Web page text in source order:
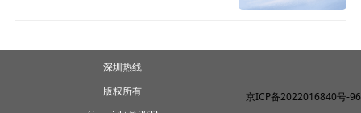
深圳热线
版权所有 京ICP备2022016840号-96